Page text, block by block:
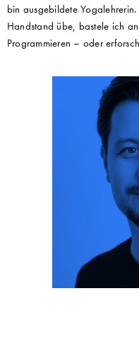
bin ausgebildete
Handstand übe, bastele ich
Programmieren – oder